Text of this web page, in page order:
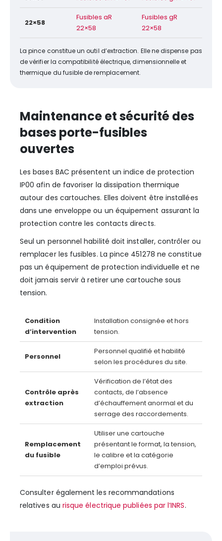
22×58
Fusibles aR
22×58
Fusibles gR
22×58
La pince constitue un outil d’extraction. Elle ne dispense pas
de vérifier la compatibilité électrique, dimensionnelle et
thermique du fusible de remplacement.
Maintenance et sécurité des
bases porte-fusibles
ouvertes
Les bases BAC présentent un indice de protection
IP00 afin de favoriser la dissipation thermique
autour des cartouches. Elles doivent être installées
dans une enveloppe ou un équipement assurant la
protection contre les contacts directs.
Seul un personnel habilité doit installer, contrôler ou
remplacer les fusibles. La pince 451278 ne constitue
pas un équipement de protection individuelle et ne
doit jamais servir à retirer une cartouche sous
tension.
Condition
d’intervention
Installation consignée et hors
tension.
Personnel
Personnel qualifié et habilité
selon les procédures du site.
Contrôle après
extraction
Vérification de l’état des
contacts, de l’absence
d’échauffement anormal et du
serrage des raccordements.
Remplacement
du fusible
Utiliser une cartouche
présentant le format, la tension,
le calibre et la catégorie
d’emploi prévus.
Consulter également les recommandations
relatives au risque électrique publiées par l’INRS.